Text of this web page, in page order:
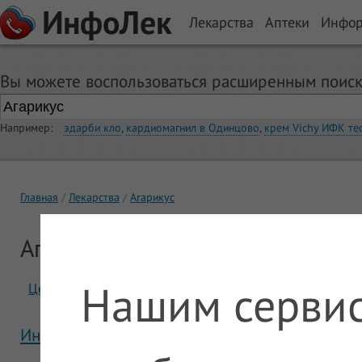
ИнфоЛек Лекарства Аптеки
Вы можете воспользоваться расширенным
Например: эдарби кло, кардиомагнил в Одинцово, крем Vichy ИФК
Главная Лекарства Агарикус
Агарикус
Цены Отзывы
Инструкция Агарикус
Нашим